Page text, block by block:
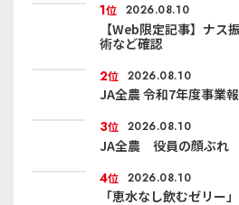
1位 2026.08.10
【Web限定記事】ナス
術など確認
2位 2026.08.10
JA全農 令和7年度事業
3位 2026.08.10
JA全農 役員の顔ぶれ
4位 2026.08.10
「恵水なし飲むゼリー